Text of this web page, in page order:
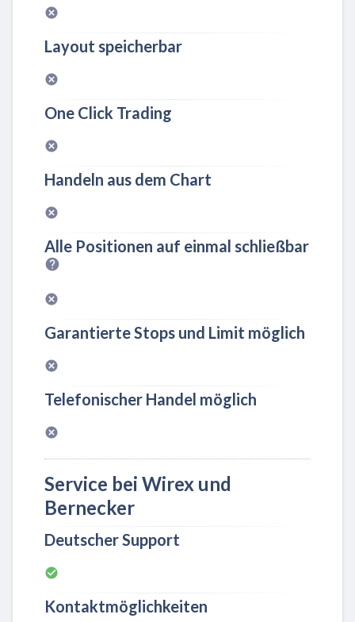
Layout speicherbar
One Click Trading
Handeln aus dem Chart
Alle Positionen auf einmal schließbar
Garantierte Stops und Limit möglich
Telefonischer Handel möglich
Service bei Wirex und
Bernecker
Deutscher Support
Kontaktmöglichkeiten